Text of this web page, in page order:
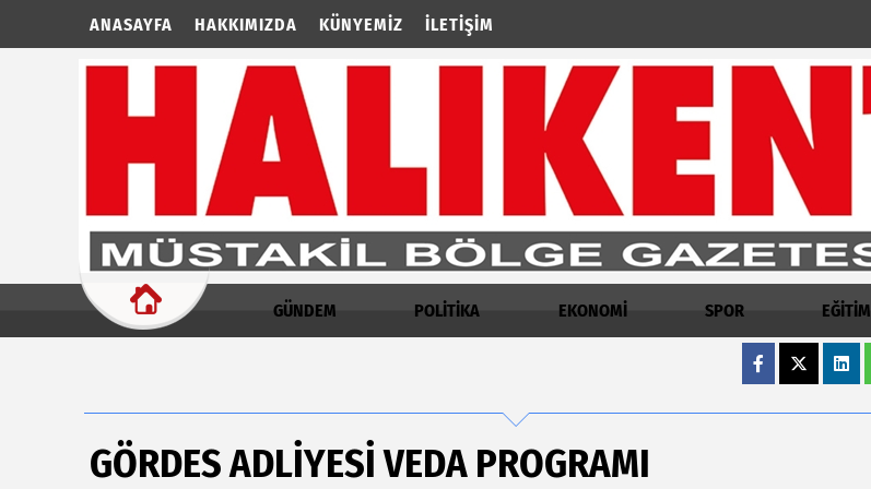
ANASAYFA HAKKIMIZDA KÜNYEMIZ İLETIŞIM
GÜNDEM POLİTİKA EKONOMİ SPOR EĞİTİM
GÖRDES ADLİYESİ VEDA PROGRAMI